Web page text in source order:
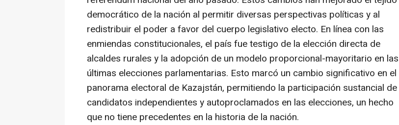
democrático de la nación al permitir diversas perspectivas políticas y al
redistribuir el poder a favor del cuerpo legislativo electo. En línea con las
enmiendas constitucionales, el país fue testigo de la elección directa de
alcaldes rurales y la adopción de un modelo proporcional-mayoritario en las
últimas elecciones parlamentarias. Esto marcó un cambio significativo en el
panorama electoral de Kazajstán, permitiendo la participación sustancial de
candidatos independientes y autoproclamados en las elecciones, un hecho
que no tiene precedentes en la historia de la nación.